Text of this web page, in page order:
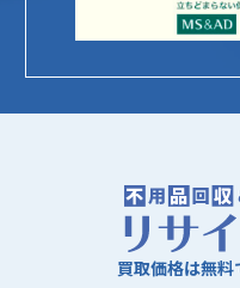
買取価格は無料